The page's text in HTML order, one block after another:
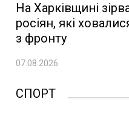
На Харківщині
росіян, які
з фронту
07.08.2026
СПОРТ